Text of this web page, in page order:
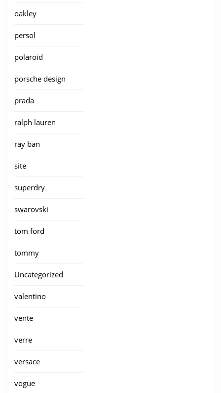
oakley
persol
polaroid
porsche design
prada
ralph lauren
ray ban
site
superdry
swarovski
tom ford
tommy
Uncategorized
valentino
vente
verre
versace
vogue